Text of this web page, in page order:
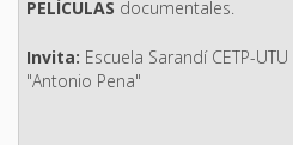
PELÍCULAS documentales.
Invita: Escuela Sarandí CETP-UTU
"Antonio Pena"